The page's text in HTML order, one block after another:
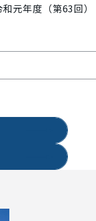
元年度（第63回）